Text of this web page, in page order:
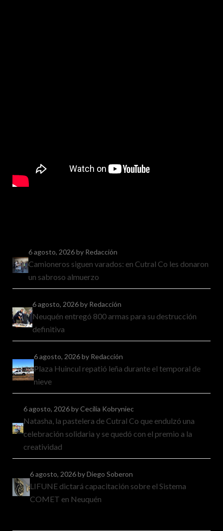
6 agosto, 2026by Redacción
Camioneros siguen varados: en Cutral Co les donaron
un sabroso almuerzo
6 agosto, 2026by Redacción
Neuquén entregó 800 armas para su destrucción
definitiva
6 agosto, 2026by Redacción
Plaza Huincul repatió leña durante el temporal de
nieve
6 agosto, 2026by Cecilia Kobryniec
Natasha, la pastelera de Cutral Co que endulzó una
celebración solidaria y se quedó con el premio a la
creatividad
6 agosto, 2026by Diego Soberon
LIFUNE dictará capacitación sobre el Sistema
COMET en Neuquén